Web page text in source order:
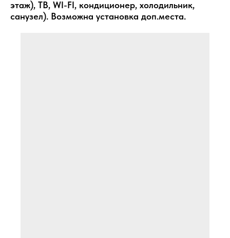
этаж), ТВ, WI-FI, кондиционер, холодильник,
санузел). Возможна установка доп.места.